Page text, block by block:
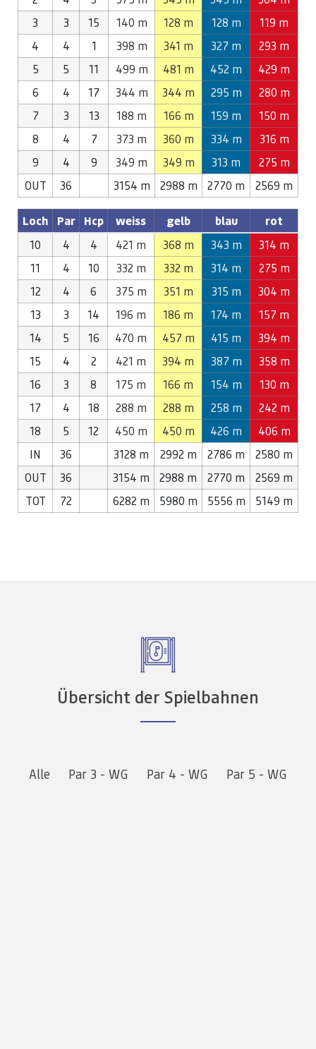
3
3 15 140 m 128 m 128 m
119 m
4
4 1 398 m 341 m 327 m
293 m
5
5 11 499 m 481 m 452 m
429 m
6
4 17 344 m 344 m 295 m
280 m
7
3 13 188 m 166 m 159 m
150 m
8
4 7 373 m 360 m 334 m
316 m
9
4 9 349 m 349 m 313 m
275 m
OUT
36 3154 m 2988 m 2770 m 2569 m
Loch Par Hcp weiss gelb blau
rot
10
4 4 421 m 368 m 343 m
314 m
11
4 10 332 m 332 m 314 m
275 m
12
4 6 375 m 351 m 315 m
304 m
13
3 14 196 m 186 m 174 m
157 m
14
5 16 470 m 457 m 415 m
394 m
15
4 2 421 m 394 m 387 m
358 m
16
3 8 175 m 166 m 154 m
130 m
17
4 18 288 m 288 m 258 m
242 m
18
5 12 450 m 450 m 426 m
406 m
IN
36 3128 m 2992 m 2786 m
2580 m
OUT
36 3154 m 2988 m 2770 m
2569 m
TOT
72 6282 m 5980 m 5556 m 5149 m
Übersicht der Spielbahnen
Alle Par 3 - WG Par 4 - WG Par 5 - WG